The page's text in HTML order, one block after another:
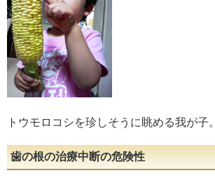
トウモロコシを珍しそうに眺める我が子。
歯の根の治療中断の危険性